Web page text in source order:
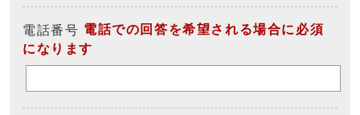
電話番号 電話での回答を希望される場合に必須
になります